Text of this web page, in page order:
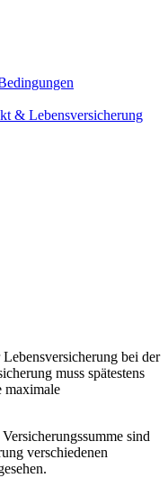
& Lebensversicherung
bei der
muss spätestens
maximale
sind
verschiedenen